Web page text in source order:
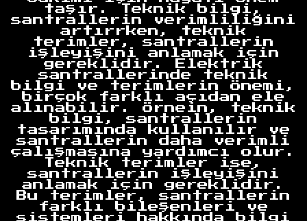
taşır. Teknik bilgi,
santrallerin verimliliğini
artırrken, teknik
terimler, santrallerin
işleyişini anlamak için
gereklidir. Elektrik
santrallerinde teknik
bilgi ve terimlerin önemi,
birçok farklı açıdan ele
alınabilir. Örnein, teknik
bilgi, santrallerin
tasarımında kullanılır ve
santrallerin daha verimli
çalışmasına yardımcı olur.
Teknik terimler ise,
santrallerin işleyişini
anlamak için gereklidir.
Bu terimler, santrallerin
farklı bileşenleri ve
sistemleri hakkında bilgi